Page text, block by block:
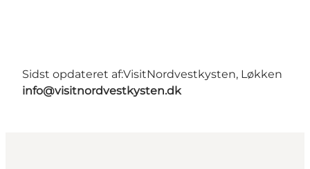
Sidst opdateret af:VisitNordvestkysten, Løkken
info@visitnordvestkysten.dk